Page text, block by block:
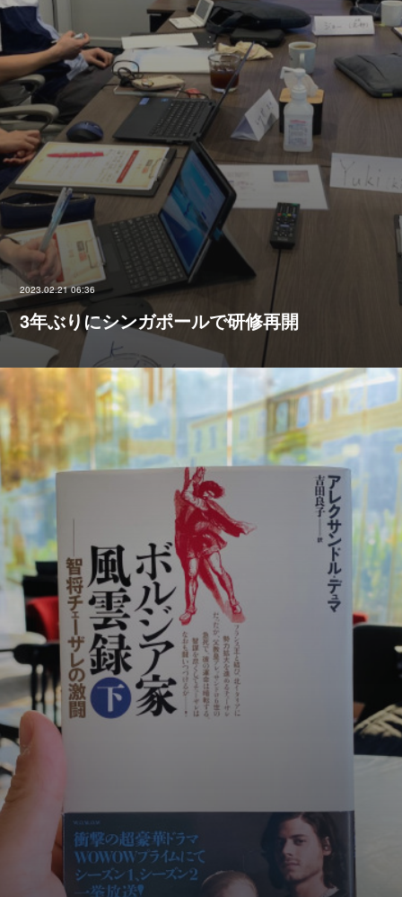
2023.02.21 06:36
3年ぶりにシンガポールで研修再開